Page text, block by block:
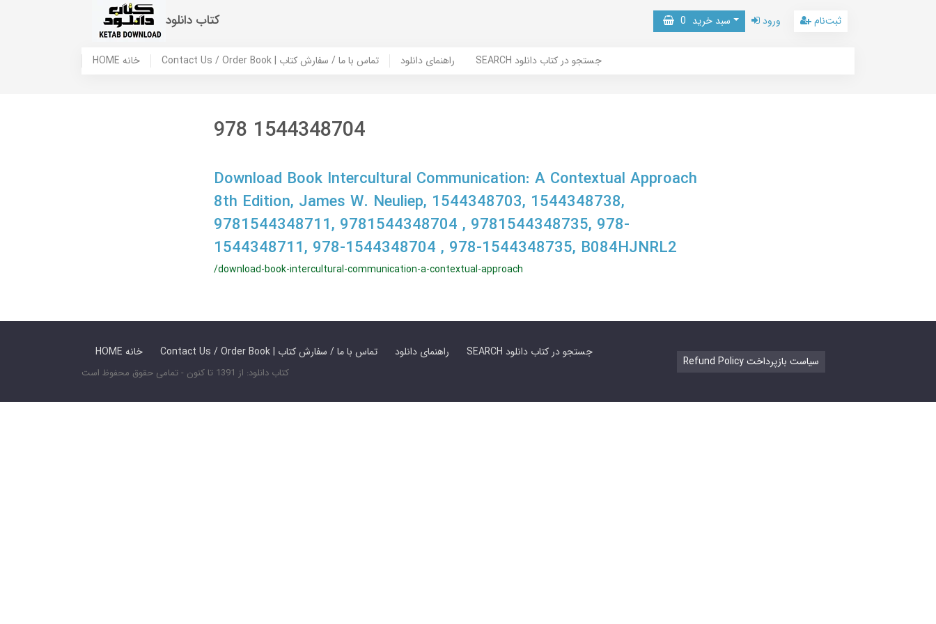
کتاب دانلود سبد خرید 0 ورود ثبت‌نام
HOME خانه Contact Us / Order Book | تماس با ما / سفارش کتاب راهنمای دانلود SEARCH جستجو در کتاب دانلود
978 1544348704
Download Book Intercultural Communication: A Contextual Approach
8th Edition, James W. Neuliep, 1544348703, 1544348738,
9781544348711, 9781544348704 , 9781544348735, 978-
1544348711, 978-1544348704 , 978-1544348735, B084HJNRL2
/download-book-intercultural-communication-a-contextual-approach
HOME خانه Contact Us / Order Book | تماس با ما / سفارش کتاب راهنمای دانلود SEARCH جستجو در کتاب دانلود
کتاب دانلود: از 1391 تا کنون - تمامی حقوق محفوظ است
Refund Policy سیاست بازپرداخت